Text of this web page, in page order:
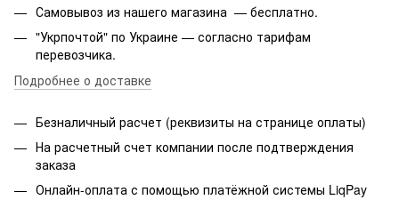
Самовывоз из нашего магазина — бесплатно.
"Укрпочтой" по Украине — согласно тарифам
перевозчика.
Подробнее о доставке
Безналичный расчет (реквизиты на странице оплаты)
На расчетный счет компании после подтверждения
заказа
Онлайн-оплата с помощью платёжной системы LiqPay